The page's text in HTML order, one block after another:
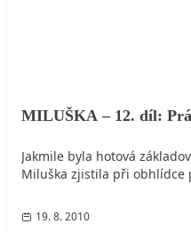
MILUŠKA – 12. díl:
Jakmile byla hotová
Miluška zjistila při obhlídce
19. 8. 2010